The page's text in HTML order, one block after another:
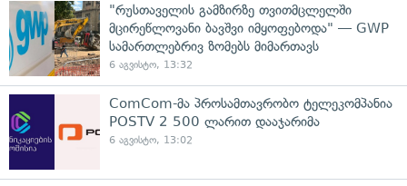
"რუსთაველის გამზირზე თვითმცლელში
მცირეწლოვანი ბავშვი იმყოფებოდა" — GWP
სამართლებრივ ზომებს მიმართავს
6 აგვისტო, 13:32
ComCom-მა პროსამთავრობო ტელეკომპანია
POSTV 2 500 ლარით დააჯარიმა
6 აგვისტო, 13:02